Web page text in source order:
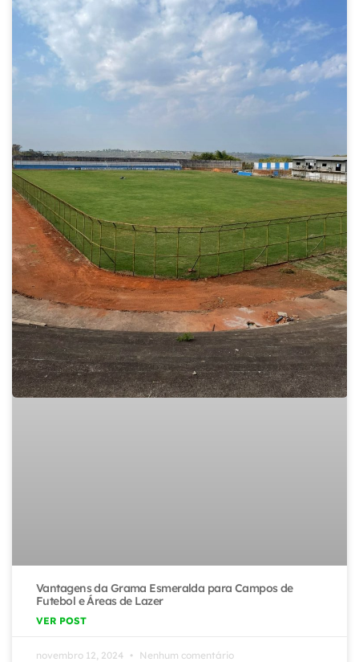
Vantagens da Grama Esmeralda para Campos de
Futebol e Áreas de Lazer
VER POST
novembro 12, 2024 Nenhum comentário